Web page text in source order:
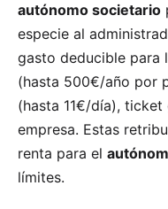
autónomo societario
especie al
gasto deducible para
(hasta 500€/año por
(hasta 11€/día),
empresa. Estas
renta para el
límites.